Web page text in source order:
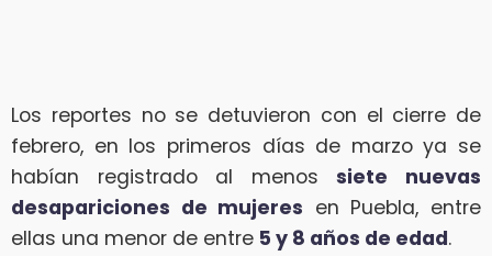
Los reportes no se detuvieron con el cierre de
febrero, en los primeros días de marzo ya se
habían registrado al menossiete nuevas
desapariciones de mujeres en Puebla, entre
ellas una menor de entre 5 y 8 años de edad.